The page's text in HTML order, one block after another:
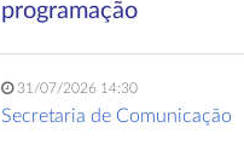
programação
31/07/2026 14:30
Secretaria de Comunicação